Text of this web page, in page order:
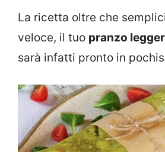
La ricetta oltre che
veloce, il tuo pranzo
sarà infatti pronto in